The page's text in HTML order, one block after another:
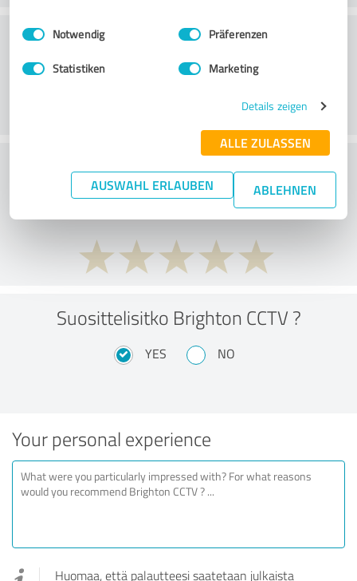
Impressum Datenschutzbestimmungen
Einwilligungsauswahl
Notwendig Präferenzen
Statistiken Marketing
Details zeigen
ALLE ZULASSEN
AUSWAHL ERLAUBEN ABLEHNEN
Asiakaspalvelu
What do you think of the price to
performance ratio?
Suosittelisitko Brighton CCTV ?
YES NO
Your personal experience
Huomaa, että palautteesi saatetaan julkaista